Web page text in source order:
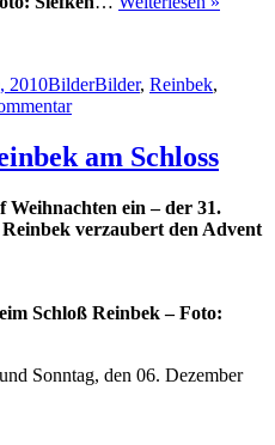
2010BilderBilder, Reinbek,
zu
Reinbek
im
am Schloss
Weihnachten ein – der 31.
verzaubert den Advent
Schloß Reinbek – Foto:
Sonntag, den 06. Dezember